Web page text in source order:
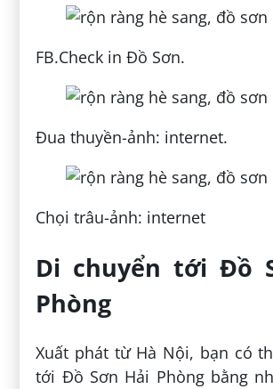
FB.Check in Đồ Sơn.
Đua thuyền-ảnh: internet.
Chọi trâu-ảnh: internet
Di chuyển tới Đồ
Phòng
Xuất phát từ Hà Nội, bạn có
tới Đồ Sơn Hải Phòng bằng